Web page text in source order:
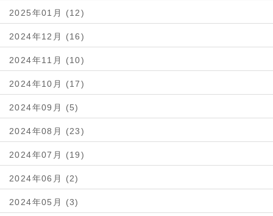
2025年01月 (12)
2024年12月 (16)
2024年11月 (10)
2024年10月 (17)
2024年09月 (5)
2024年08月 (23)
2024年07月 (19)
2024年06月 (2)
2024年05月 (3)